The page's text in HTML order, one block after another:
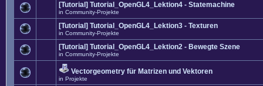
[Tutorial] Tutorial_OpenGL4_Lektion4 - Statemachine
in Community-Projekte
[Tutorial] Tutorial_OpenGL4_Lektion3 - Texturen
in Community-Projekte
[Tutorial] Tutorial_OpenGL4_Lektion2 - Bewegte Szene
in Community-Projekte
Vectorgeometry für Matrizen und Vektoren
in Projekte